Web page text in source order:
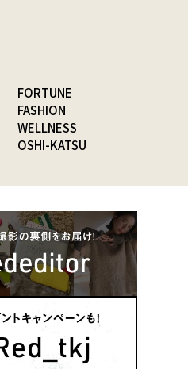
FORTUNE
FASHION
WELLNESS
OSHI-KATSU